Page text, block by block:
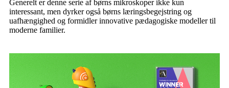
Generelt er denne serie af børns mikroskoper ikke kun
interessant, men dyrker også børns læringsbegejstring og
uafhængighed og formidler innovative pædagogiske modeller til
moderne familier.